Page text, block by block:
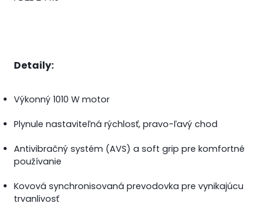
Detaily:
Výkonný 1010 W motor
Plynule nastaviteľná rýchlosť, pravo-ľavý chod
Antivibračný systém (AVS) a soft grip pre komfortné
používanie
Kovová synchronisovaná prevodovka pre vynikajúcu
trvanlivosť